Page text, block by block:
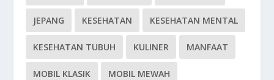
JEPANG KESEHATAN KESEHATAN MENTAL
KESEHATAN TUBUH KULINER MANFAAT
MOBIL KLASIK MOBIL MEWAH